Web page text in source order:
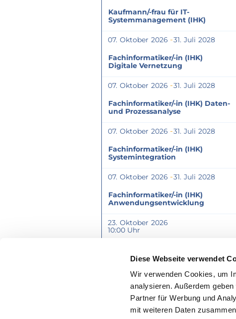
Diese Webseite verwendet
Wir verwenden Cookies, um
analysieren. Außerdem
Partner für Werbung und
mit weiteren Daten
Kaufmann/-frau für IT-
Systemmanagement (IHK)
2026
07 Oktober 2028
31 Juli
Fachinformatiker/-in (IHK)
Digitale Vernetzung
2026
07 Oktober 2028
31 Juli
Fachinformatiker/-in (IHK) Daten-
und Prozessanalyse
2026
07 Oktober 2028
31 Juli
Fachinformatiker/-in (IHK)
Systemintegration
2026
07 Oktober 2028
31 Juli
Fachinformatiker/-in (IHK)
Anwendungsentwicklung
2026
23 Oktober
10:00
Terminübersicht